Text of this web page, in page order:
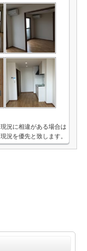
況に相違がある場合は
現況を優先と致します。